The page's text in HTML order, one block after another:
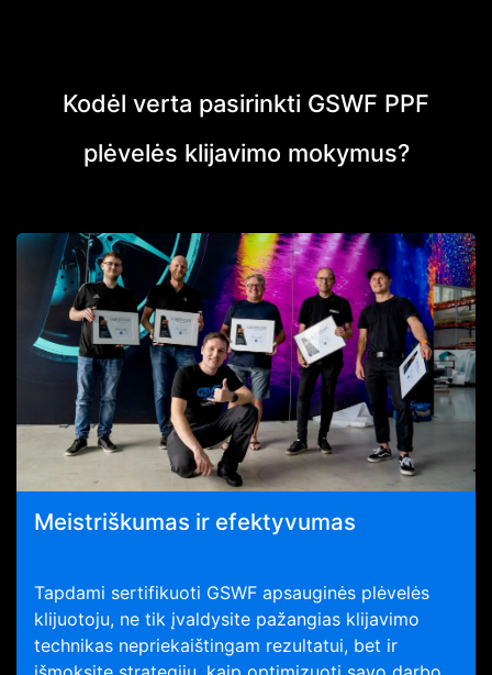
Kodėl verta pasirinkti GSWF PPF
plėvelės klijavimo mokymus?
Meistriškumas ir efektyvumas
Tapdami sertifikuoti GSWF apsauginės plėvelės
klijuotoju, ne tik įvaldysite pažangias klijavimo
technikas nepriekaištingam rezultatui, bet ir